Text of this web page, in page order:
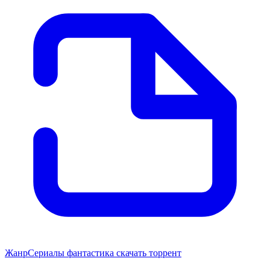
ЖанрСериалы фантастика скачать торрент